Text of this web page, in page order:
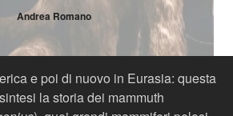
Andrea Romano
e poi di nuovo in Eurasia: questa
la storia dei mammuth